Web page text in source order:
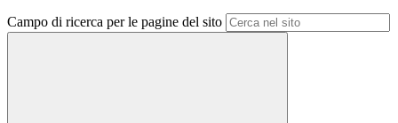
Campo di ricerca per le pagine del sito